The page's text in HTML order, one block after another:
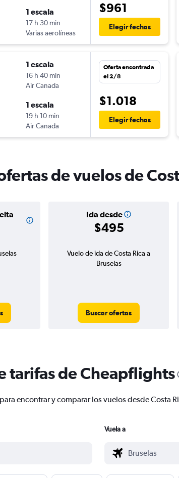
1 escala
17 h 30 min
Varias aerolíneas
$961
Elegir fechas
1 escala
16 h 40 min
Air Canada
1 escala
19 h 10 min
Air Canada
Oferta encontrada
el 2/8
$1.018
Elegir fechas
de vuelos de
Ida desde
$495
Vuelo de ida de Costa Rica a
Bruselas
Buscar ofertas
tarifas de Cheapflights
encontrar y comparar los vuelos desde Costa
Vuela a